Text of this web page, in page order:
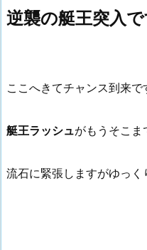
逆襲の艇王突入で
ここへきてチャンス到来で
艇王ラッシュがもうそこま
流石に緊張しますがゆっ